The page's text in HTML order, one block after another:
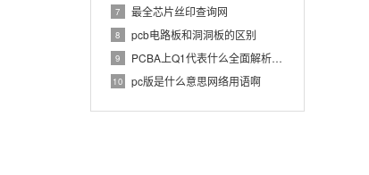
7 最全芯片丝印查询网
8 pcb电路板和洞洞板的区别
9 PCBA上Q1代表什么全面解析PCB电路板中Q1的作用
10 pc版是什么意思网络用语啊